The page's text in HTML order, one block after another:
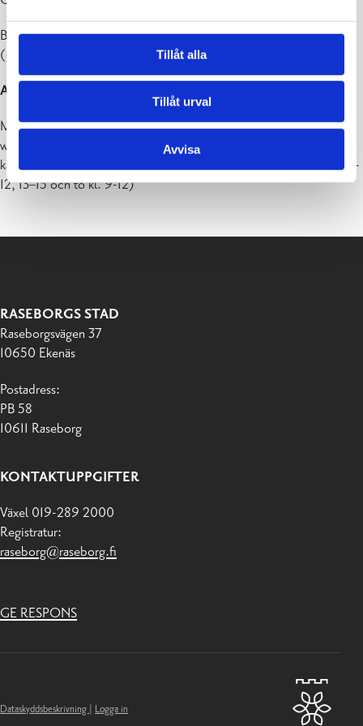
Tillåt alla
Tillåt urval
Avvisa
Bekanta dig med olika instrument:raseborg.fi/musikinstitut/utbud
(Obs. Instrumentsortimentet varierar ortvis)
Anmälning
Mera information hittar du på vår
webbplats:
raseborg.fi/musikinstitut
kanslimusikinstitutet(at)raseborg.fi/ 019 289 2748 (må-ons kl. 9-
12, 13–15 och to kl. 9-12)
RASEBORGS STAD
Raseborgsvägen 37
10650 Ekenäs
Postadress:
PB 58
10611 Raseborg
KONTAKTUPPGIFTER
Växel 019-289 2000
Registratur:
raseborg@raseborg.fi
GE RESPONS
Dataskyddsbeskrivning Logga in